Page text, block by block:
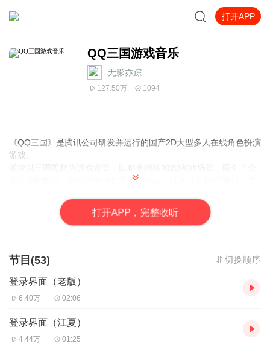
打开APP
QQ三国游戏音乐
无影亦踪
127.50万 1094
《QQ三国》是腾讯公司研发并运行的国产2D大型多人在线角色扮演
游戏。
多玩家的眼光。游戏带有强烈真实的画面，以及可爱的2D造型，丰
C上感受街机的招式快打。独有的悟性技能，学习新武功，新招式不
再需要师傅，经过努力，或者任务每个人都能无师自通，成为一代
打开APP，完整收听
节目(53) 切换顺序
登录界面（老版）
6.40万 02:06
登录界面（江夏）
4.44万 01:25